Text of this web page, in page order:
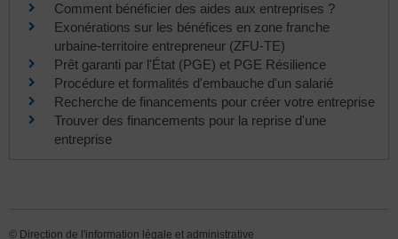
Comment bénéficier des aides aux entreprises ?
Exonérations sur les bénéfices en zone franche
urbaine-territoire entrepreneur (ZFU-TE)
Prêt garanti par l'État (PGE) et PGE Résilience
Procédure et formalités d'embauche d'un salarié
Recherche de financements pour créer votre entreprise
Trouver des financements pour la reprise d'une
entreprise
© Direction de l'information légale et administrative